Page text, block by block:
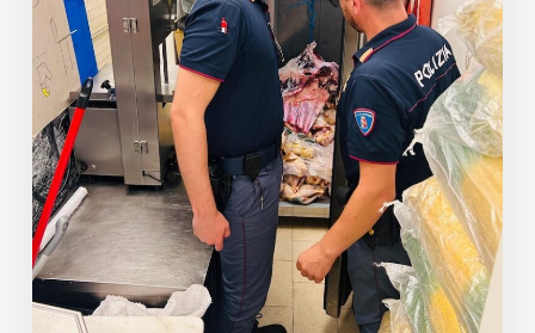
di
viale
Roma